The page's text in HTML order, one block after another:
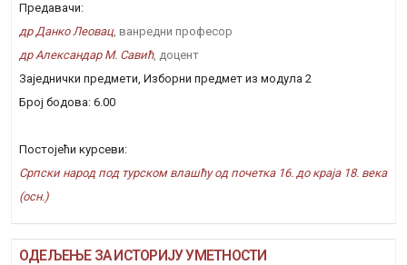
Предавачи:
др Данко Леовац, ванредни професор
др Александар М. Савић, доцент
Заједнички предмети, Изборни предмет из модула 2
Број бодова: 6.00
Постојећи курсеви:
Српски народ под турском влашћу од почетка 16. до краја 18. века
(осн.)
ОДЕЉЕЊЕ ЗА ИСТОРИЈУ УМЕТНОСТИ